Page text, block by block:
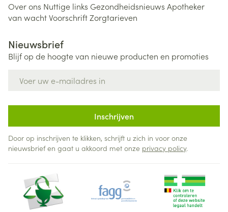
Over ons Nuttige links Gezondheidsnieuws Apotheker
van wachtVoorschriftZorgtarieven
Nieuwsbrief
Blijf op de hoogte van nieuwe producten en promoties
Inschrijven
Door op inschrijven te klikken, schrijft u zich in voor onze
nieuwsbrief en gaat u akkoord met onze privacy policy.